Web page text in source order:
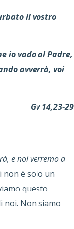
il vostro
io vado al Padre,
avverrà, voi
Gv 14,23-29
e noi verremo a
non è solo un
questo
noi. Non siamo